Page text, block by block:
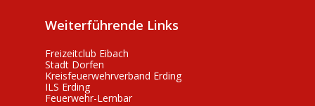
Weiterführende Links
Freizeitclub Eibach
Stadt Dorfen
Kreisfeuerwehrverband Erding
ILS Erding
Feuerwehr-Lernbar